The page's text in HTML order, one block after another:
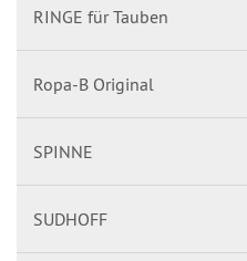
RINGE für Tauben
Ropa-B Original
SPINNE
SUDHOFF